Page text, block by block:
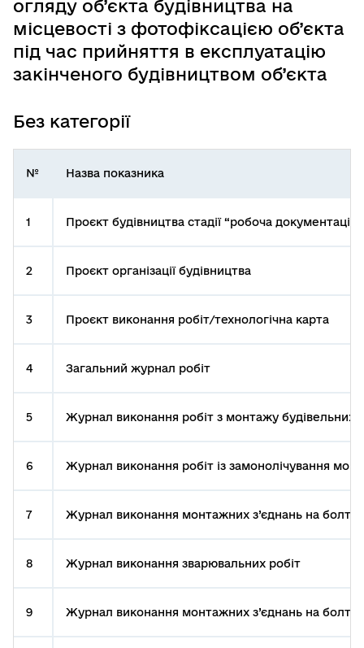
огляду об’єкта будівництва на
місцевості з фотофіксацією об’єкта
під час прийняття в експлуатацію
закінченого будівництвом об’єкта
Без категорії
№ Назва показника
1 Проєкт будівництва стадії “робоча
2 Проєкт організації будівництва
3 Проєкт виконання робіт/технологічна карта
4 Загальний журнал робіт
5 Журнал виконання робіт з монтажу будівельних
6 Журнал виконання робіт із замонолічування
7 Журнал виконання монтажних з’єднань на
8 Журнал виконання зварювальних робіт
9 Журнал виконання монтажних з’єднань на